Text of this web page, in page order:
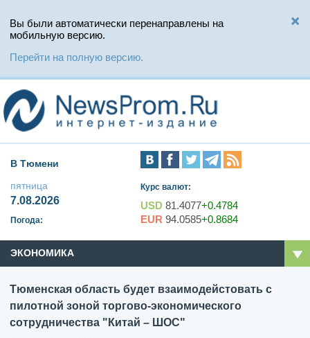
Вы были автоматически перенаправлены на
мобильную версию.
Перейти на полную версию.
В Тюмени
пятница
7.08.2026
Погода:
Курс валют:
USD 81.4077+0.4784
EUR 94.0585+0.8684
ЭКОНОМИКА
Тюменская область будет взаимодейстовать с
пилотной зоной торгово-экономического
сотрудничества "Китай – ШОС"